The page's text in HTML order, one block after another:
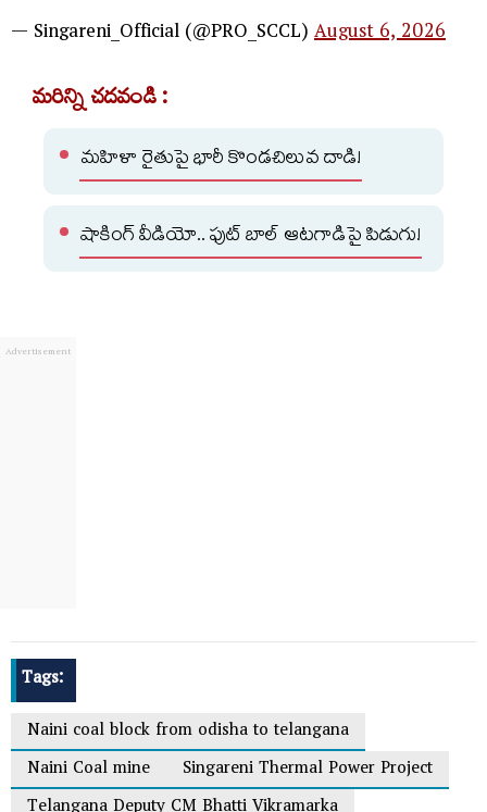
— Singareni_Official (@PRO_SCCL)August 6, 2026
మరిన్ని చదవండి :
మహిళా రైతుపై భారీ కొండచిలువ దాడి!
షాకింగ్ వీడియో.. ఫుట్ బాల్ ఆటగాడిపై పిడుగు!
Tags:
Naini coal block from odisha to telangana
Naini Coal mine
Singareni Thermal Power Project